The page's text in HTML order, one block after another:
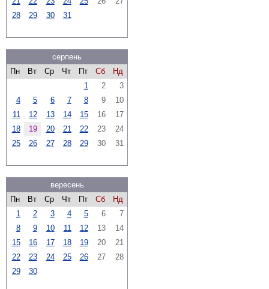
28
29 30 31
серпень
Пн
Вт Ср Чт Пт Сб
Нд
1
2
3
4
5 6 7 8 9
10
11
12 13 14 15 16
17
18
19 20 21 22 23
24
25
26 27 28 29 30 31
вересень
Пн
Вт Ср Чт Пт Сб
Нд
1
2 3 4 5 6
7
8
9 10 11 12 13
14
15
16 17 18 19 20
21
22
23 24 25 26 27
28
29
30